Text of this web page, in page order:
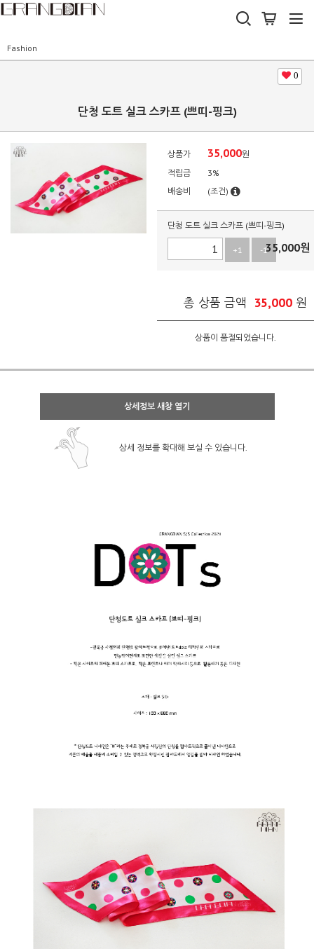
Fashion
0
단청 도트 실크 스카프 (쁘띠-핑크)
상품가 35,000원
적립금
3%
배송비
(조건)
단청 도트 실크 스카프 (쁘띠-핑크)
+1 -135,000원
총 상품 금액 35,000 원
상품이 품절되었습니다.
상세정보 새창 열기
상세 정보를 확대해 보실 수 있습니다.